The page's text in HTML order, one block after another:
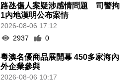
路氹傷人案疑涉感情問題 司警拘
1內地漢明公布案情
2026-08-06 17:12
2937
0
粵澳名優商品展開幕 450多家海內
外企業參與
2026-08-06 10:17